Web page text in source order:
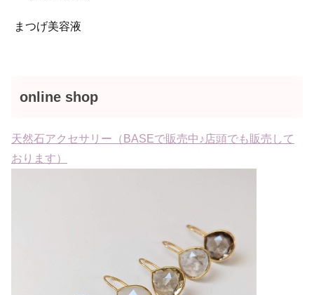
まつげ美容液
online shop
天然石アクセサリー（BASEで販売中♪店頭でも販売して
おります）